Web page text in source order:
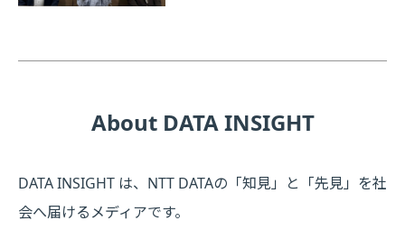
About DATA INSIGHT
DATA INSIGHT は、NTT DATAの「知見」と「先見」を社
会へ届けるメディアです。